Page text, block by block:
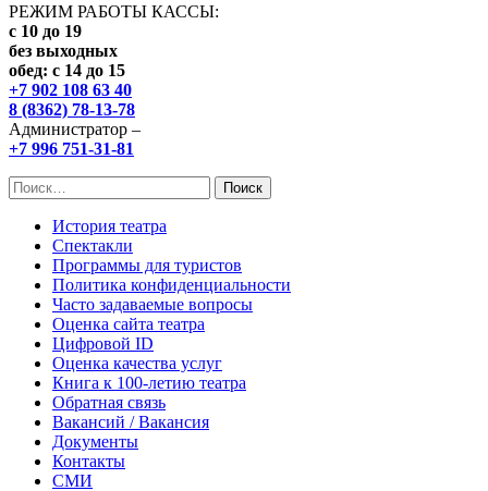
РЕЖИМ РАБОТЫ КАССЫ:
с 10 до 19
без выходных
обед: с 14 до 15
+7 902 108 63 40
8 (8362) 78-13-78
Администратор –
+7 996 751-31-81
Найти:
История театра
Спектакли
Программы для туристов
Политика конфиденциальности
Часто задаваемые вопросы
Оценка сайта театра
Цифровой ID
Оценка качества услуг
Книга к 100-летию театра
Обратная связь
Вакансий / Вакансия
Документы
Контакты
СМИ